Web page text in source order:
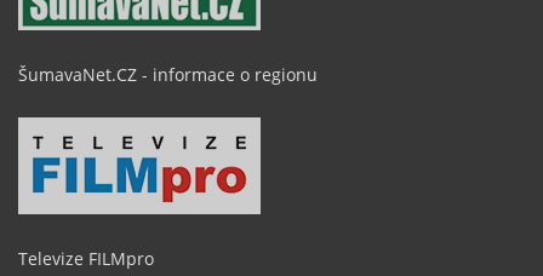
ŠumavaNet.CZ - informace o regionu
Televize FILMpro